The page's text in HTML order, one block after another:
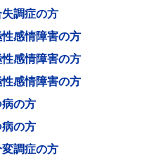
調症の方
感情障害の方
感情障害の方
感情障害の方
の方
の方
調症の方